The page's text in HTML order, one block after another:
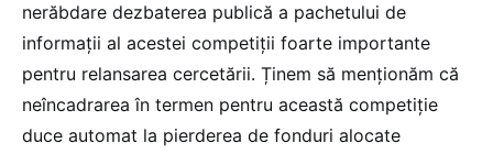
nerăbdare dezbaterea publică a pachetului de
informații al acestei competiții foarte importante
pentru relansarea cercetării. Ținem să menționăm că
neîncadrarea în termen pentru această competiție
duce automat la pierderea de fonduri alocate